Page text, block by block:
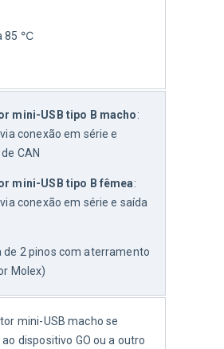
85 ℃
mini-USB tipo B macho:
conexão em série e
CAN
mini-USB tipo B fêmea:
conexão em série e saída
de 2 pinos com aterramento
Molex)
mini-USB macho se
dispositivo GO ou a outro